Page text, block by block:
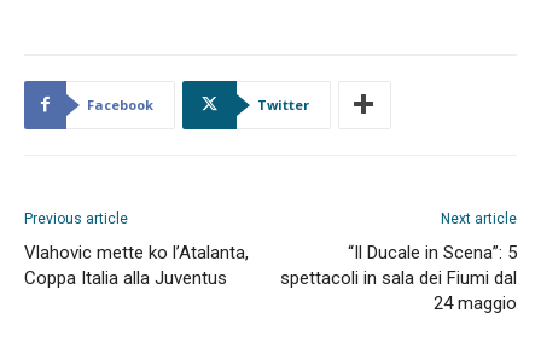
Facebook Twitter
Previous article
Vlahovic mette ko l’Atalanta,
Coppa Italia alla Juventus
Next article
“Il Ducale in Scena”: 5
spettacoli in sala dei Fiumi dal
24 maggio